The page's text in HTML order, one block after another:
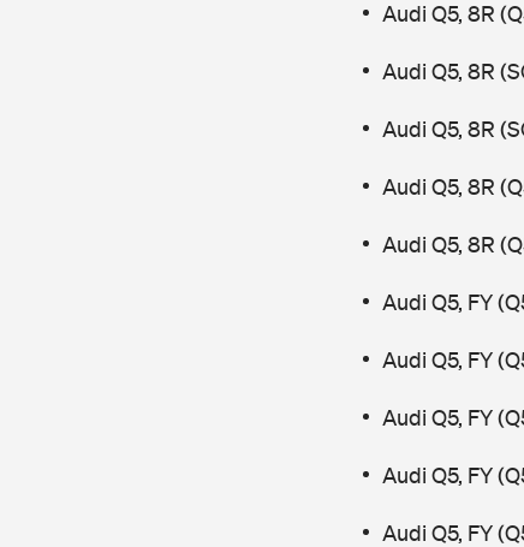
Audi Q5, 8R
Audi Q5, 8R
Audi Q5, 8R
Audi Q5, 8R
Audi Q5, 8R
Audi Q5, FY
Audi Q5, FY
Audi Q5, FY
Audi Q5, FY
Audi Q5, FY